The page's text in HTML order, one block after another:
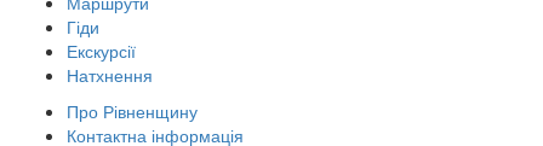
Гіди
Екскурсії
Натхнення
Про Рівненщину
Контактна інформація